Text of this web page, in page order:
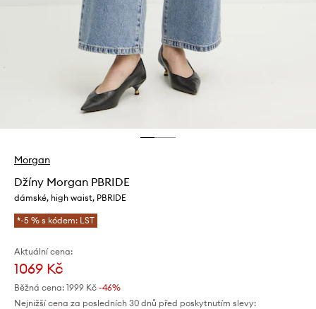
Morgan
Džíny Morgan PBRIDE
dámské, high waist, PBRIDE
*-5 % s kódem: LST
Aktuální cena:
1069 Kč
Běžná cena: 1999 Kč -46%
Nejnižší cena za posledních 30 dnů před poskytnutím slevy: